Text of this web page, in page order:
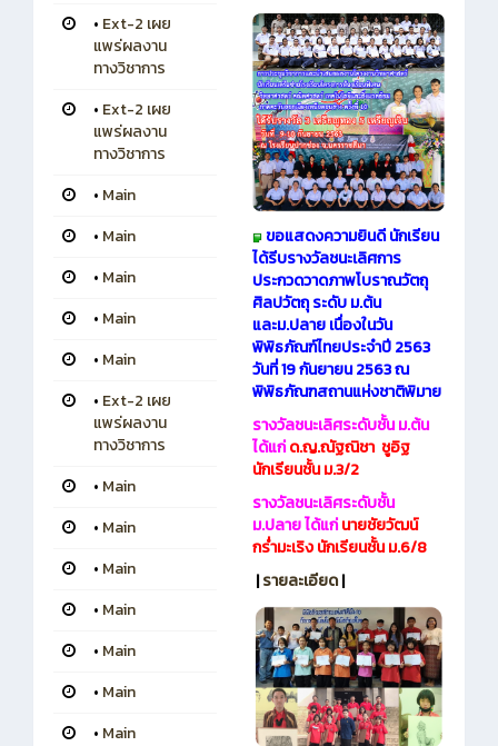
• Ext-2 เผย
แพร่ผลงาน
ทางวิชาการ
• Ext-2 เผย
แพร่ผลงาน
ทางวิชาการ
• Main
• Main
• Main
• Main
• Main
• Ext-2 เผย
แพร่ผลงาน
ทางวิชาการ
• Main
• Main
• Main
• Main
• Main
• Main
• Main
ขอแสดงความยินดี นักเรียน
ได้รีบรางวัลชนะเลิศการ
ประกวดวาดภาพโบราณวัตถุ
ศิลปวัตถุ ระดับ ม.ต้น
และม.ปลาย เนื่องในวัน
พิพิธภัณฑ์ไทยประจำปี 2563
วันที่ 19 กันยายน 2563 ณ
พิพิธภัณฑสถานแห่งชาติพิมาย
รางวัลชนะเลิศระดับชั้น ม.ต้น
ได้แก่ด.ญ.ณัฐณิชา ชูอิฐ
นักเรียนชั้น ม.3/2
รางวัลชนะเลิศระดับชั้น
ม.ปลาย ได้แก่นายชัยวัฒน์
กร่ำมะเริง นักเรียนชั้น ม.6/8
|รายละเอียด|